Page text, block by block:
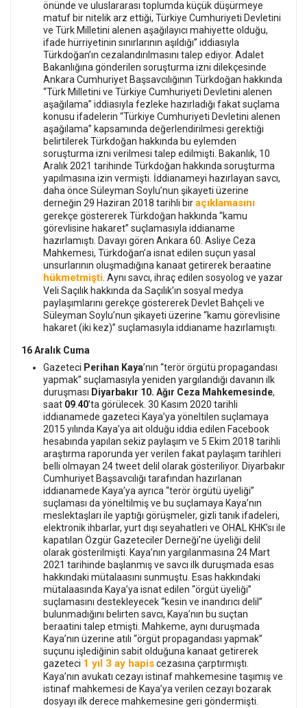
önünde ve uluslararası toplumda küçük düşürmeye
matuf bir nitelik arz ettiği, Türkiye Cumhuriyeti Devletini
ve Türk Milletini alenen aşağılayıcı mahiyette olduğu,
ifade hürriyetinin sınırlarının aşıldığı” iddiasıyla
Türkdoğan’ın cezalandırılmasını talep ediyor. Adalet
Bakanlığına gönderilen soruşturma izni dilekçesinde
Ankara Cumhuriyet Başsavcılığının Türkdoğan hakkında
“Türk Milletini ve Türkiye Cumhuriyeti Devletini alenen
aşağılama” iddiasıyla fezleke hazırladığı fakat suçlama
konusu ifadelerin “Türkiye Cumhuriyeti Devletini alenen
aşağılama” kapsamında değerlendirilmesi gerektiği
belirtilerek Türkdoğan hakkında bu eylemden
soruşturma izni verilmesi talep edilmişti. Bakanlık, 10
Aralık 2021 tarihinde Türkdoğan hakkında soruşturma
yapılmasına izin vermişti. İddianameyi hazırlayan savcı,
daha önce Süleyman Soylu’nun şikayeti üzerine
derneğin 29 Haziran 2018 tarihli biraçıklamasını
gerekçe göstererek Türkdoğan hakkında “kamu
görevlisine hakaret” suçlamasıyla iddianame
hazırlamıştı. Davayı gören Ankara 60. Asliye Ceza
Mahkemesi, Türkdoğan’a isnat edilen suçun yasal
unsurlarının oluşmadığına kanaat getirerek beraatine
hükmetmişti. Aynı savcı, ihraç edilen sosyolog ve yazar
Veli Saçılık hakkında da Saçılık’ın sosyal medya
paylaşımlarını gerekçe göstererek Devlet Bahçeli ve
Süleyman Soylu’nun şikayeti üzerine “kamu görevlisine
hakaret (iki kez)” suçlamasıyla iddianame hazırlamıştı.
16 Aralık Cuma
Gazeteci Perihan Kaya’nın “terör örgütü propagandası
yapmak” suçlamasıyla yeniden yargılandığı davanın ilk
duruşması Diyarbakır 10. Ağır Ceza Mahkemesinde,
saat 09.40’ta görülecek. 30 Kasım 2020 tarihli
iddianamede gazeteci Kaya’ya yöneltilen suçlamaya
2015 yılında Kaya’ya ait olduğu iddia edilen Facebook
hesabında yapılan sekiz paylaşım ve 5 Ekim 2018 tarihli
araştırma raporunda yer verilen fakat paylaşım tarihleri
belli olmayan 24 tweet delil olarak gösteriliyor. Diyarbakır
Cumhuriyet Başsavcılığı tarafından hazırlanan
iddianamede Kaya’ya ayrıca “terör örgütü üyeliği”
suçlaması da yöneltilmiş ve bu suçlamaya Kaya’nın
meslektaşları ile yaptığı görüşmeler, gizli tanık ifadeleri,
elektronik ihbarlar, yurt dışı seyahatleri ve OHAL KHK’sı ile
kapatılan Özgür Gazeteciler Derneği’ne üyeliği delil
olarak gösterilmişti. Kaya’nın yargılanmasına 24 Mart
2021 tarihinde başlanmış ve savcı ilk duruşmada esas
hakkındaki mütalaasını sunmuştu. Esas hakkındaki
mütalaasında Kaya’ya isnat edilen “örgüt üyeliği”
suçlamasını destekleyecek “kesin ve inandırıcı delil”
bulunmadığını belirten savcı, Kaya’nın bu suçtan
beraatini talep etmişti. Mahkeme, aynı duruşmada
Kaya’nın üzerine atılı “örgüt propagandası yapmak”
suçunu işlediğinin sabit olduğuna kanaat getirerek
gazeteci 1 yıl 3 ay hapiscezasına çarptırmıştı.
Kaya’nın avukatı cezayı istinaf mahkemesine taşımış ve
istinaf mahkemesi de Kaya’ya verilen cezayı bozarak
dosyayı ilk derece mahkemesine geri göndermişti.